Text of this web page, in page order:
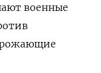
военные